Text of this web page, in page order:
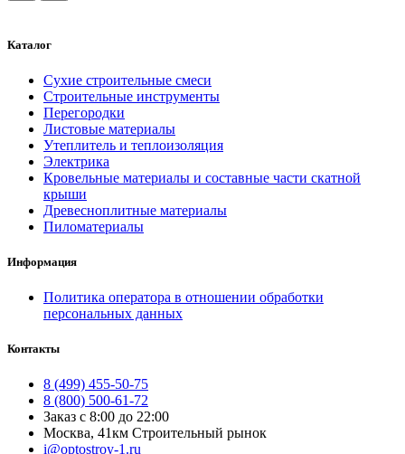
Каталог
Сухие строительные смеси
Строительные инструменты
Перегородки
Листовые материалы
Утеплитель и теплоизоляция
Электрика
Кровельные материалы и составные части скатной
крыши
Древесноплитные материалы
Пиломатериалы
Информация
Политика оператора в отношении обработки
персональных данных
Контакты
8 (499) 455-50-75
8 (800) 500-61-72
Заказ с 8:00 до 22:00
Москва, 41км Строительный рынок
i@optostroy-1.ru